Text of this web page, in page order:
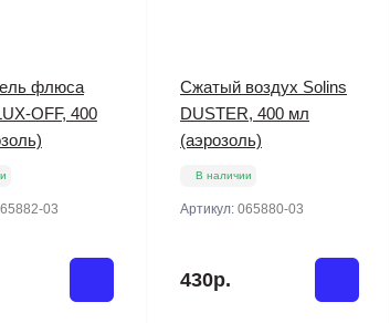
флюса
OFF, 400
03
Сжатый воздух Solins
DUSTER, 400 мл
(аэрозоль)
В наличии
Артикул: 065880-03
430р.